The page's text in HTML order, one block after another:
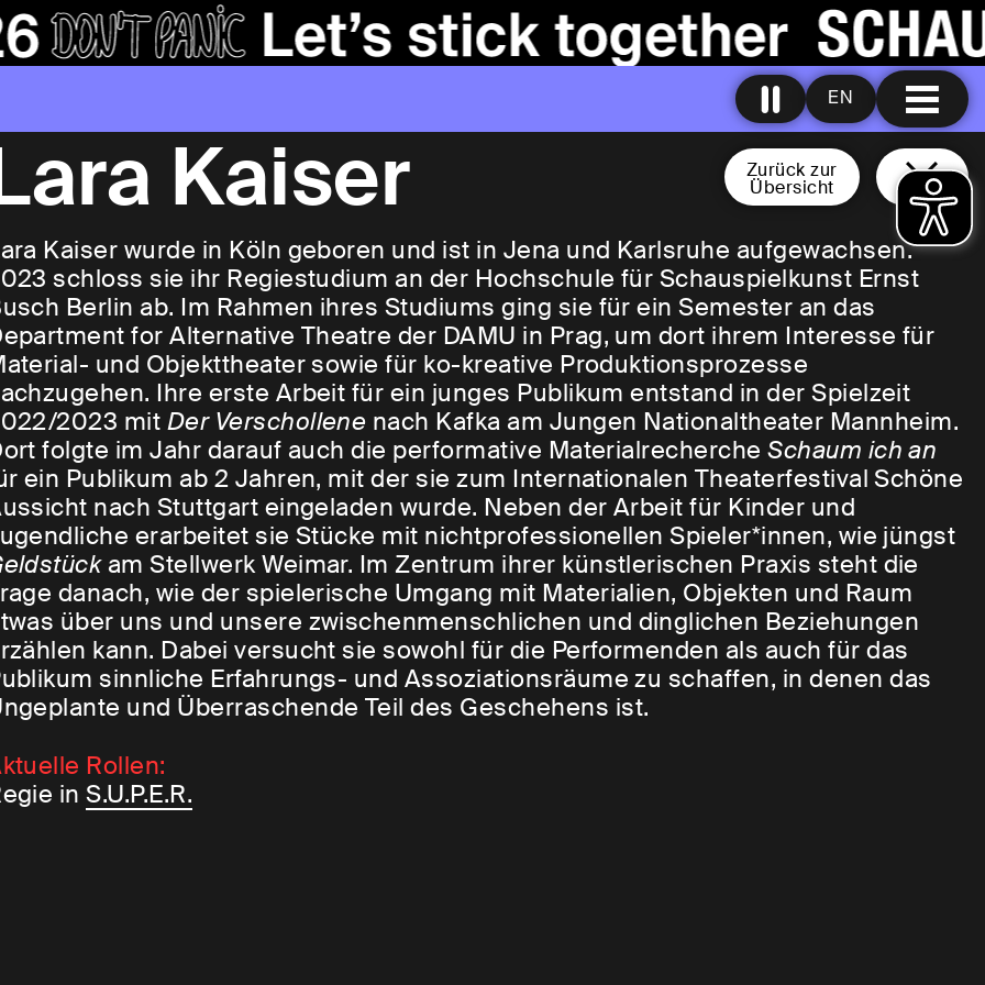
EN
Zurück zur
Übersicht
Kaiser
Kaiser wurde in Köln geboren und ist in Jena und Karlsruhe aufgewachsen.
schloss sie ihr Regiestudium an der Hochschule für Schauspielkunst Ernst
Berlin ab. Im Rahmen ihres Studiums ging sie für ein Semester an das
for Alternative Theatre der DAMU in Prag, um dort ihrem Interesse für
und Objekttheater sowie für ko-kreative Produktionsprozesse
Ihre erste Arbeit für ein junges Publikum entstand in der Spielzeit
2023 mit Der Verschollene nach Kafka am Jungen Nationaltheater Mannheim.
folgte im Jahr darauf auch die performative MaterialrechercheSchaum ich an
ein Publikum ab 2 Jahren, mit der sie zum Internationalen Theaterfestival Schöne
nach Stuttgart eingeladen wurde. Neben der Arbeit für Kinder und
erarbeitet sie Stücke mit nichtprofessionellen Spieler*innen, wie jüngst
am Stellwerk Weimar. Im Zentrum ihrer künstlerischen Praxis steht die
danach, wie der spielerische Umgang mit Materialien, Objekten und Raum
über uns und unsere zwischenmenschlichen und dinglichen Beziehungen
kann. Dabei versucht sie sowohl für die Performenden als auch für das
sinnliche Erfahrungs- und Assoziationsräume zu schaffen, in denen das
und Überraschende Teil des Geschehens ist.
Rollen:
inS.U.P.E.R.